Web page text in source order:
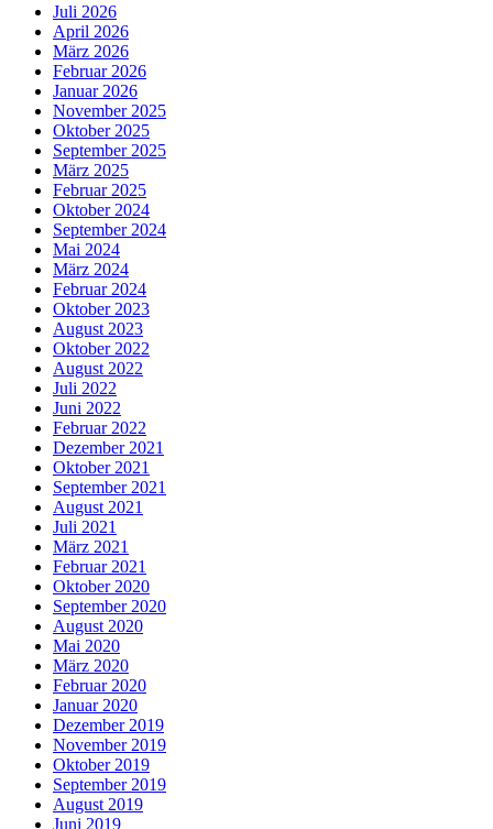
Juli 2026
April 2026
März 2026
Februar 2026
Januar 2026
November 2025
Oktober 2025
September 2025
März 2025
Februar 2025
Oktober 2024
September 2024
Mai 2024
März 2024
Februar 2024
Oktober 2023
August 2023
Oktober 2022
August 2022
Juli 2022
Juni 2022
Februar 2022
Dezember 2021
Oktober 2021
September 2021
August 2021
Juli 2021
März 2021
Februar 2021
Oktober 2020
September 2020
August 2020
Mai 2020
März 2020
Februar 2020
Januar 2020
Dezember 2019
November 2019
Oktober 2019
September 2019
August 2019
Juni 2019